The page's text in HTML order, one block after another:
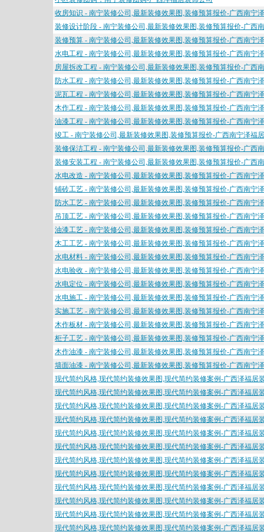
收房知识 - 南宁装修公司,最新装修效果图,装修预算报价-广西南宁
装修设计阶段 - 南宁装修公司,最新装修效果图,装修预算报价-广西
装修预算 - 南宁装修公司,最新装修效果图,装修预算报价-广西南宁
水电工程 - 南宁装修公司,最新装修效果图,装修预算报价-广西南宁
房屋拆改工程 - 南宁装修公司,最新装修效果图,装修预算报价-广西
防水工程 - 南宁装修公司,最新装修效果图,装修预算报价-广西南宁
泥瓦工程 - 南宁装修公司,最新装修效果图,装修预算报价-广西南宁
木作工程 - 南宁装修公司,最新装修效果图,装修预算报价-广西南宁
油漆工程 - 南宁装修公司,最新装修效果图,装修预算报价-广西南宁
竣工 - 南宁装修公司,最新装修效果图,装修预算报价-广西南宁泽福
装修保洁工程 - 南宁装修公司,最新装修效果图,装修预算报价-广西
装修安装工程 - 南宁装修公司,最新装修效果图,装修预算报价-广西
水电改造 - 南宁装修公司,最新装修效果图,装修预算报价-广西南宁
铺砖工艺 - 南宁装修公司,最新装修效果图,装修预算报价-广西南宁
防水工艺 - 南宁装修公司,最新装修效果图,装修预算报价-广西南宁
吊顶工艺 - 南宁装修公司,最新装修效果图,装修预算报价-广西南宁
油漆工艺 - 南宁装修公司,最新装修效果图,装修预算报价-广西南宁
木工工艺 - 南宁装修公司,最新装修效果图,装修预算报价-广西南宁
水电材料 - 南宁装修公司,最新装修效果图,装修预算报价-广西南宁
水电验收 - 南宁装修公司,最新装修效果图,装修预算报价-广西南宁
水电定位 - 南宁装修公司,最新装修效果图,装修预算报价-广西南宁
水电施工 - 南宁装修公司,最新装修效果图,装修预算报价-广西南宁
实施工艺 - 南宁装修公司,最新装修效果图,装修预算报价-广西南宁
木作板材 - 南宁装修公司,最新装修效果图,装修预算报价-广西南宁
柜子工艺 - 南宁装修公司,最新装修效果图,装修预算报价-广西南宁
木作油漆 - 南宁装修公司,最新装修效果图,装修预算报价-广西南宁
墙面油漆 - 南宁装修公司,最新装修效果图,装修预算报价-广西南宁
现代简约风格,现代简约装修效果图,现代简约装修案例-广西泽福居
现代简约风格,现代简约装修效果图,现代简约装修案例-广西泽福居
现代简约风格,现代简约装修效果图,现代简约装修案例-广西泽福居
现代简约风格,现代简约装修效果图,现代简约装修案例-广西泽福居
现代简约风格,现代简约装修效果图,现代简约装修案例-广西泽福居
现代简约风格,现代简约装修效果图,现代简约装修案例-广西泽福居
现代简约风格,现代简约装修效果图,现代简约装修案例-广西泽福居
现代简约风格,现代简约装修效果图,现代简约装修案例-广西泽福居
现代简约风格,现代简约装修效果图,现代简约装修案例-广西泽福居
现代简约风格,现代简约装修效果图,现代简约装修案例-广西泽福居
现代简约风格,现代简约装修效果图,现代简约装修案例-广西泽福居
现代简约风格,现代简约装修效果图,现代简约装修案例-广西泽福居